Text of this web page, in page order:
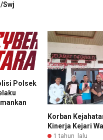
Swj
Polsek
Korban
Kinerja Kejari
1 tahun lalu